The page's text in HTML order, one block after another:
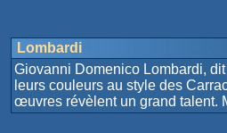
Lombardi
Giovanni Domenico Lombardi,
leurs couleurs au style des
œuvres révèlent un grand talent.